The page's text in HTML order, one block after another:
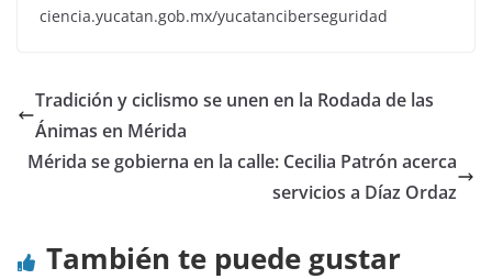
ciencia.yucatan.gob.mx/yucatanciberseguridad
Tradición y ciclismo se unen en la Rodada de las
Ánimas en Mérida
Mérida se gobierna en la calle: Cecilia Patrón acerca
servicios a Díaz Ordaz
También te puede gustar